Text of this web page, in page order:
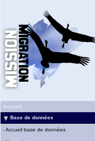
Accueil
Base de données
- Accueil base de données